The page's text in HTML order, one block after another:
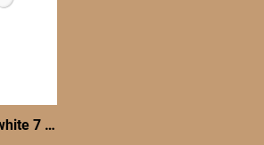
PNS Rubberbase white 7 ml